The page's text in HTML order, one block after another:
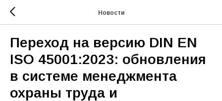
Новости
Переход на версию DIN EN
ISO 45001:2023: обновления
в системе менеджмента
охраны труда и